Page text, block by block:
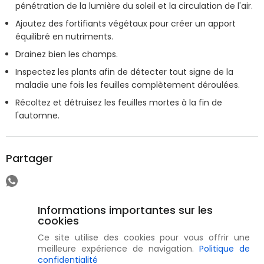
pénétration de la lumière du soleil et la circulation de l'air.
Ajoutez des fortifiants végétaux pour créer un apport
équilibré en nutriments.
Drainez bien les champs.
Inspectez les plants afin de détecter tout signe de la
maladie une fois les feuilles complètement déroulées.
Récoltez et détruisez les feuilles mortes à la fin de
l'automne.
Partager
Informations importantes sur les
cookies
Ce site utilise des cookies pour vous offrir une
meilleure expérience de navigation. Politique de
confidentialité